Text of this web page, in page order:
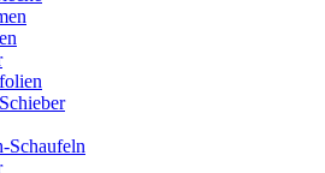
Schaufeln